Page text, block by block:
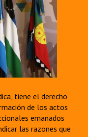
tiene el derecho
de los actos
emanados
las razones que